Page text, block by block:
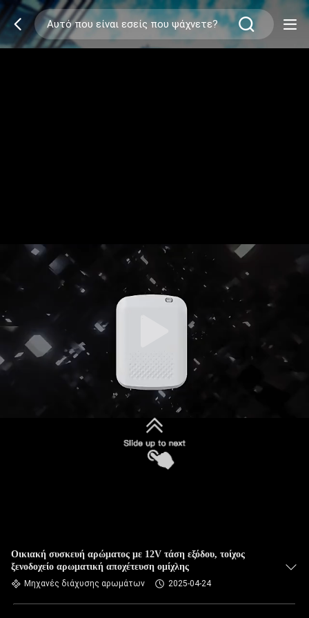
Οικιακή συσκευή αρώματος με 12V τάση εξόδου, τοίχος
ξενοδοχείο αρωματική αποχέτευση ομίχλης
Μηχανές διάχυσης αρωμάτων 2025-04-24